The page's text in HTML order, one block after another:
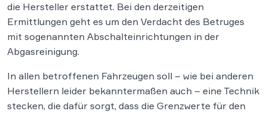
die Hersteller erstattet. Bei den derzeitigen
Ermittlungen geht es um den Verdacht des Betruges
mit sogenannten Abschalteinrichtungen in der
Abgasreinigung.
In allen betroffenen Fahrzeugen soll – wie bei anderen
Herstellern leider bekanntermaßen auch – eine Technik
stecken, die dafür sorgt, dass die Grenzwerte für den